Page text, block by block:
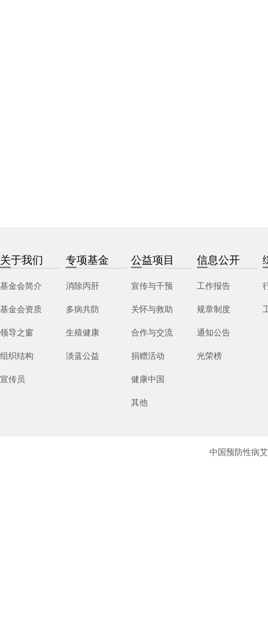
关于我们
基金会简介
基金会资质
领导之窗
组织结构
宣传员
专项基金
消除丙肝
多病共防
生殖健康
淡蓝公益
公益项目
宣传与干预
关怀与救助
合作与交流
捐赠活动
健康中国
其他
信息公开
工作报告
规章制度
通知公告
光荣榜
中国预防性病